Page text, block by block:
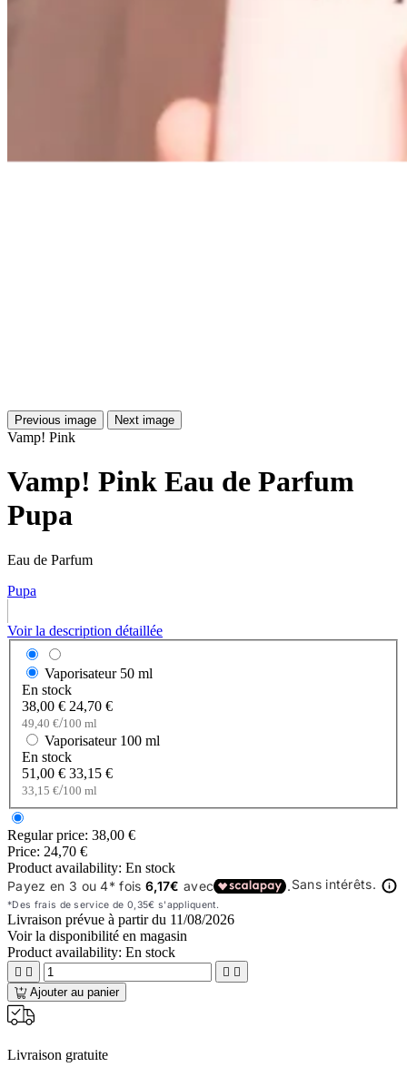
Previous image Next image
Vamp! Pink
Vamp! Pink Eau de Parfum
Pupa
Eau de Parfum
Pupa
Voir la description détaillée
Vaporisateur 50 ml
En stock
38,00 € 24,70 €
49,40 €/100 ml
Vaporisateur 100 ml
En stock
51,00 € 33,15 €
33,15 €/100 ml
Regular price: 38,00 €
Price: 24,70 €
Product availability: En stock
Livraison prévue à partir du 11/08/2026
Voir la disponibilité en magasin
Product availability: En stock
   
Ajouter au panier
Livraison gratuite